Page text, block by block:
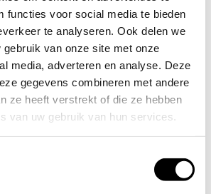
functies voor social media te bieden
te analyseren. Ook delen we
gebruik van onze site met onze
media, adverteren en analyse. Deze
gegevens combineren met andere
ze heeft verstrekt of die ze hebben
van uw gebruik van hun services.
te klikken, ga je akkoord met het
hergebruikt en reduceren we de grote
gemaakt van hergebruikte